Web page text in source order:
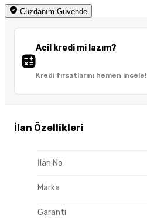
Cüzdanım Güvende
Acil kredi mi lazım?
Kredi fırsatlarını hemen incele!
İlan Özellikleri
İlan No
Marka
Garanti